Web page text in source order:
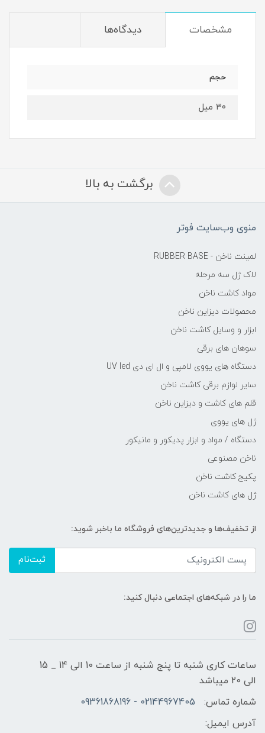
مشخصات دیدگاه‌ها
حجم
۳۰ میل
برگشت به بالا
منوی وب‌سایت فوتر
لمینت ناخن - RUBBER BASE
لاک ژل سه مرحله
مواد کاشت ناخن
محصولات دیزاین ناخن
ابزار و وسایل کاشت ناخن
سوهان های برقی
دستگاه های یووی لامپی و ال ای دی UV led
سایر لوازم برقی کاشت ناخن
قلم های کاشت و دیزاین ناخن
ژل های یووی
دستگاه / مواد و ابزار پدیکور و مانیکور
ناخن مصنوعی
پکیج کاشت ناخن
ژل های کاشت ناخن
از تخفیف‌ها و جدیدترین‌های فروشگاه ما باخبر شوید:
ثبت‌نام
ما را در شبکه‌های اجتماعی دنبال کنید:
ساعات کاری شنبه تا پنج شنبه از ساعت 10 الی 14 _ 15
الی 20 میباشد
شماره تماس:
02144967405 - 09361868196
آدرس ایمیل: